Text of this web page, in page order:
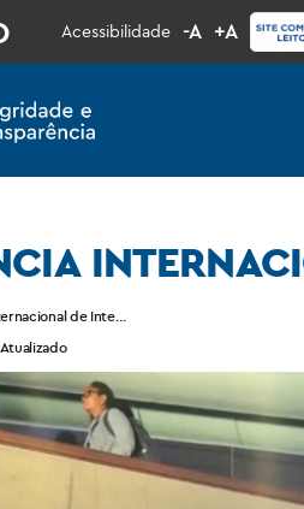
Acessibilidade -A +A
de Integridade Pública e Privada
Atualizado